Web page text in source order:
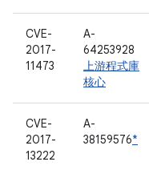
CVE-
2017-
11473
A-
64253928
上游程式庫
核心
CVE-
2017-
13222
A-
38159576*